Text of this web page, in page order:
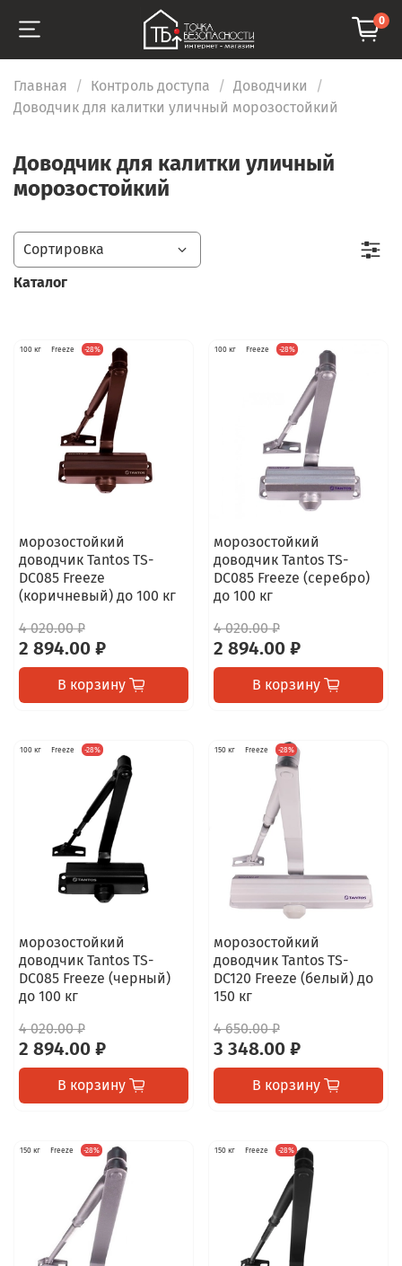
0
Главная Контроль доступа
Доводчики
Доводчик для калитки уличный морозостойкий
Доводчик для калитки уличный
морозостойкий
100 кг Freeze -28%
морозостойкий
доводчик Tantos TS-
DC085 Freeze
(коричневый) до 100 кг
4 020.00 ₽
2 894.00 ₽
В корзину
100 кг Freeze -28%
морозостойкий
доводчик Tantos TS-
DC085 Freeze (серебро)
до 100 кг
4 020.00 ₽
2 894.00 ₽
В корзину
100 кг Freeze -28%
морозостойкий
доводчик Tantos TS-
DC085 Freeze (черный)
до 100 кг
4 020.00 ₽
2 894.00 ₽
В корзину
150 кг Freeze -28%
морозостойкий
доводчик Tantos TS-
DC120 Freeze (белый) до
150 кг
4 650.00 ₽
3 348.00 ₽
В корзину
150 кг Freeze -28% 150 кг Freeze -28%
Каталог